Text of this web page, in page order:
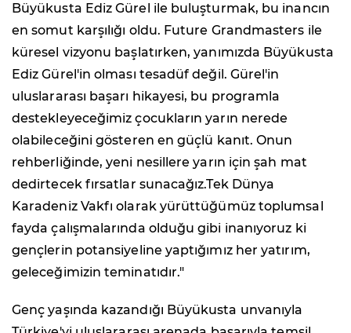
Büyükusta Ediz Gürel ile buluşturmak, bu inancın
en somut karşılığı oldu. Future Grandmasters ile
küresel vizyonu başlatırken, yanımızda Büyükusta
Ediz Gürel'in olması tesadüf değil. Gürel'in
uluslararası başarı hikayesi, bu programla
destekleyeceğimiz çocukların yarın nerede
olabileceğini gösteren en güçlü kanıt. Onun
rehberliğinde, yeni nesillere yarın için şah mat
dedirtecek fırsatlar sunacağız.Tek Dünya
Karadeniz Vakfı olarak yürüttüğümüz toplumsal
fayda çalışmalarında olduğu gibi inanıyoruz ki
gençlerin potansiyeline yaptığımız her yatırım,
geleceğimizin teminatıdır."
Genç yaşında kazandığı Büyükusta unvanıyla